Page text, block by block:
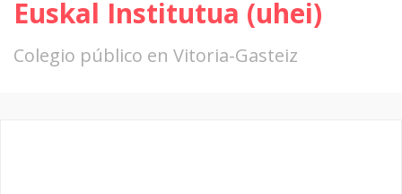
Euskal Institutua (uhei)
Colegio público en Vitoria-Gasteiz